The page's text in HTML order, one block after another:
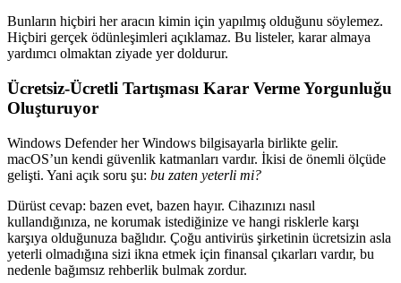
Bunların hiçbiri her aracın kimin için yapılmış olduğunu söylemez.
Hiçbiri gerçek ödünleşimleri açıklamaz. Bu listeler, karar almaya
yardımcı olmaktan ziyade yer doldurur.
Ücretsiz-Ücretli Tartışması Karar Verme Yorgunluğu
Oluşturuyor
Windows Defender her Windows bilgisayarla birlikte gelir.
macOS’un kendi güvenlik katmanları vardır. İkisi de önemli ölçüde
gelişti. Yani açık soru şu: bu zaten yeterli mi?
Dürüst cevap: bazen evet, bazen hayır. Cihazınızı nasıl
kullandığınıza, ne korumak istediğinize ve hangi risklerle karşı
karşıya olduğunuza bağlıdır. Çoğu antivirüs şirketinin ücretsizin asla
yeterli olmadığına sizi ikna etmek için finansal çıkarları vardır, bu
nedenle bağımsız rehberlik bulmak zordur.